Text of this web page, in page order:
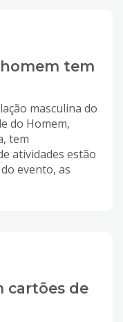
tem
masculina do
do Homem,
tem
atividades estão
evento, as
cartões de